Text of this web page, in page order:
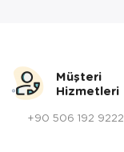
Müşteri
Hizmetleri
+90 506 192 9222